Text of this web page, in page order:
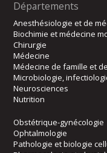
Départements
Anesthésiologie et de
Biochimie et médecine
Chirurgie
Médecine
Médecine de famille et
Microbiologie,
Neurosciences
Nutrition
Obstétrique-gynécologie
Ophtalmologie
Pathologie et biologie